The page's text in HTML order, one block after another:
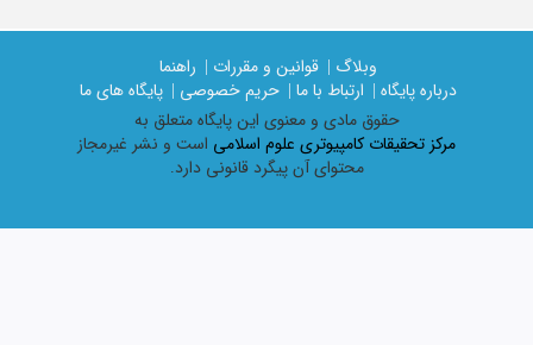
وبلاگ | قوانین و مقررات |
راهنما
درباره پایگاه |
ارتباط با ما | حریم خصوصی |
پایگاه های ما
حقوق مادی و معنوی اين پايگاه متعلق به
مرکز تحقیقات کامپیوتری علوم اسلامی است و نشر غیرمجاز
محتوای آن پیگرد قانونی دارد.